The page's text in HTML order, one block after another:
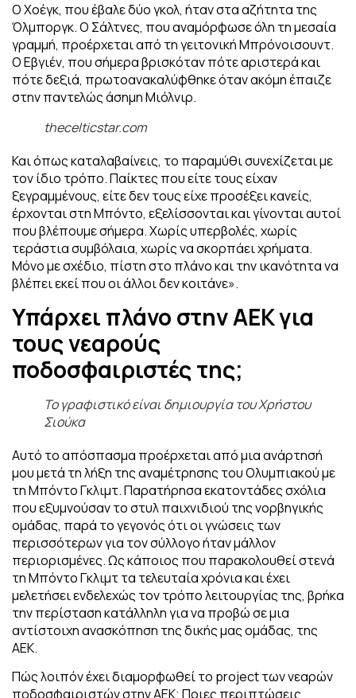
Ο Χοέγκ, που έβαλε δύο γκολ, ήταν στα αζήτητα της
Όλμποργκ. Ο Σάλτνες, που αναμόρφωσε όλη τη μεσαία
γραμμή, προέρχεται από τη γειτονική Μπρόνοισουντ.
Ο Εβγιέν, που σήμερα βρισκόταν πότε αριστερά και
πότε δεξιά, πρωτοανακαλύφθηκε όταν ακόμη έπαιζε
στην παντελώς άσημη Μιόλνιρ.
thecelticstar.com
Και όπως καταλαβαίνεις, το παραμύθι συνεχίζεται με
τον ίδιο τρόπο. Παίκτες που είτε τους είχαν
ξεγραμμένους, είτε δεν τους είχε προσέξει κανείς,
έρχονται στη Μπόντο, εξελίσσονται και γίνονται αυτοί
που βλέπουμε σήμερα. Χωρίς υπερβολές, χωρίς
τεράστια συμβόλαια, χωρίς να σκορπάει χρήματα.
Μόνο με σχέδιο, πίστη στο πλάνο και την ικανότητα να
βλέπει εκεί που οι άλλοι δεν κοιτάνε».
Υπάρχει πλάνο στην AEK για
τους νεαρούς
ποδοσφαιριστές της;
Το γραφιστικό είναι δημιουργία του Χρήστου
Σιούκα
Αυτό το απόσπασμα προέρχεται από μια ανάρτησή
μου μετά τη λήξη της αναμέτρησης του Ολυμπιακού με
τη Μπόντο Γκλιμτ. Παρατήρησα εκατοντάδες σχόλια
που εξυμνούσαν το στυλ παιχνιδιού της νορβηγικής
ομάδας, παρά το γεγονός ότι οι γνώσεις των
περισσότερων για τον σύλλογο ήταν μάλλον
περιορισμένες. Ως κάποιος που παρακολουθεί στενά
τη Μπόντο Γκλιμτ τα τελευταία χρόνια και έχει
μελετήσει ενδελεχώς τον τρόπο λειτουργίας της, βρήκα
την περίσταση κατάλληλη για να προβώ σε μια
αντίστοιχη ανασκόπηση της δικής μας ομάδας, της
ΑΕΚ.
Πώς λοιπόν έχει διαμορφωθεί το project των νεαρών
ποδοσφαιριστών στην ΑΕΚ; Ποιες περιπτώσεις